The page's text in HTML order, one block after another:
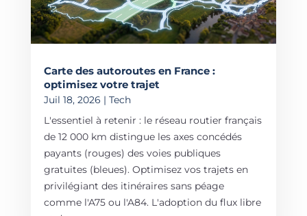
Carte des autoroutes en France :
optimisez votre trajet
Juil 18, 2026 | Tech
L'essentiel à retenir : le réseau routier français
de 12 000 km distingue les axes concédés
payants (rouges) des voies publiques
gratuites (bleues). Optimisez vos trajets en
privilégiant des itinéraires sans péage
comme l'A75 ou l'A84. L'adoption du flux libre